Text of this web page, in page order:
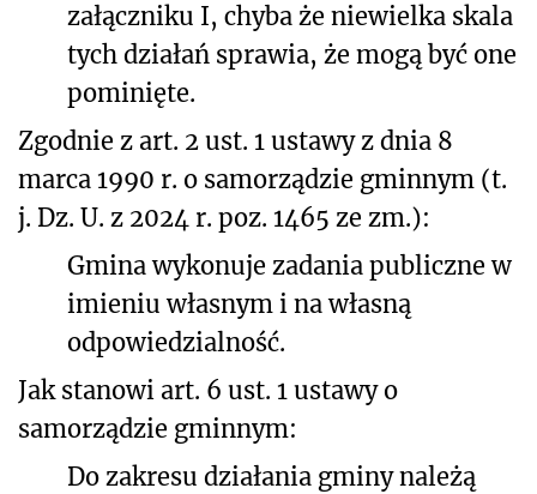
załączniku I, chyba że niewielka skala
tych działań sprawia, że mogą być one
pominięte.
Zgodnie z art. 2 ust. 1 ustawy z dnia 8
marca 1990 r. o samorządzie gminnym (t.
j. Dz. U. z 2024 r. poz. 1465 ze zm.):
Gmina wykonuje zadania publiczne w
imieniu własnym i na własną
odpowiedzialność.
Jak stanowi art. 6 ust. 1 ustawy o
samorządzie gminnym:
Do zakresu działania gminy należą